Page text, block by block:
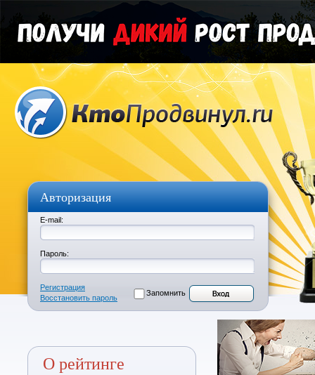
Авторизация
E-mail:
Пароль:
Регистрация
Восстановить пароль
Запомнить
О рейтинге